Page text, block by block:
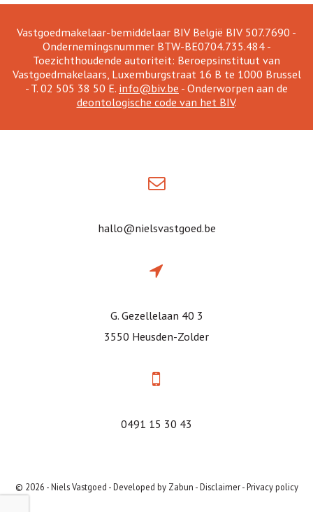
Vastgoedmakelaar-bemiddelaar BIV België BIV 507.7690 -
Ondernemingsnummer BTW-BE0704.735.484 -
Toezichthoudende autoriteit: Beroepsinstituut van
Vastgoedmakelaars, Luxemburgstraat 16 B te 1000 Brussel
- T. 02 505 38 50 E. info@biv.be - Onderworpen aan de
deontologische code van het BIV.
hallo@nielsvastgoed.be
G. Gezellelaan 40 3
3550 Heusden-Zolder
0491 15 30 43
© 2026 - Niels Vastgoed -Developed by Zabun -Disclaimer-Privacy policy